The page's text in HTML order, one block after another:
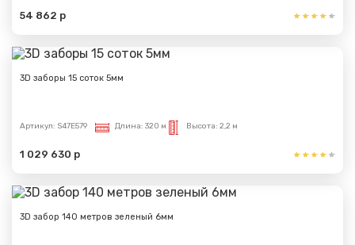
54 862 р
3D заборы 15 соток 5мм
Артикул: S47E579 Длина: 320 м Высота: 2,2 м
1 029 630 р
3D забор 140 метров зеленый 6мм
Спасибо за обращение, наш специалист свяжется с